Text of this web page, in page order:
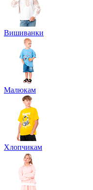
Вишиванки
Малюкам
Хлопчикам